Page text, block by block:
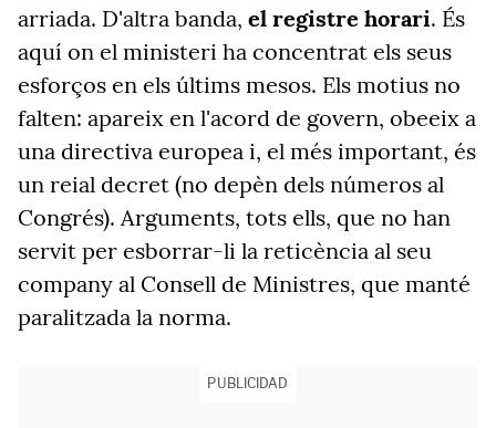
arriada. D'altra banda, el registre horari. És
aquí on el ministeri ha concentrat els seus
esforços en els últims mesos. Els motius no
falten: apareix en l'acord de govern, obeeix a
una directiva europea i, el més important, és
un reial decret (no depèn dels números al
Congrés). Arguments, tots ells, que no han
servit per esborrar-li la reticència al seu
company al Consell de Ministres, que manté
paralitzada la norma.
PUBLICIDAD